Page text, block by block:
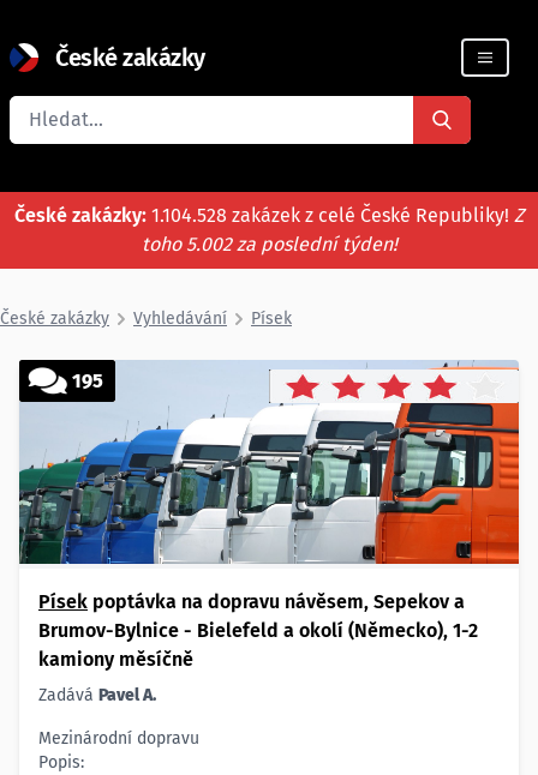
České zakázky
Registrace firmy
České zakázky: 1.104.528 zakázek z celé České Republiky! Z
toho 5.002 za poslední týden!
České zakázky Vyhledávání Písek
195
Písek poptávka na dopravu návěsem, Sepekov a
Brumov-Bylnice - Bielefeld a okolí (Německo), 1-2
kamiony měsíčně
Zadává Pavel A.
Mezinárodní dopravu
Popis: